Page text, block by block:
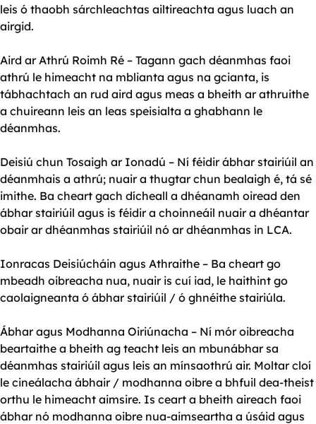
leis ó thaobh sárchleachtas ailtireachta agus luach an
airgid.
Aird ar Athrú Roimh Ré – Tagann gach déanmhas faoi
athrú le himeacht na mblianta agus na gcianta, is
tábhachtach an rud aird agus meas a bheith ar athruithe
a chuireann leis an leas speisialta a ghabhann le
déanmhas.
Deisiú chun Tosaigh ar Ionadú – Ní féidir ábhar stairiúil an
déanmhais a athrú; nuair a thugtar chun bealaigh é, tá sé
imithe. Ba cheart gach dícheall a dhéanamh oiread den
ábhar stairiúil agus is féidir a choinneáil nuair a dhéantar
obair ar dhéanmhas stairiúil nó ar dhéanmhas in LCA.
Ionracas Deisiúcháin agus Athraithe – Ba cheart go
mbeadh oibreacha nua, nuair is cuí iad, le haithint go
caolaigneanta ó ábhar stairiúil / ó ghnéithe stairiúla.
Ábhar agus Modhanna Oiriúnacha – Ní mór oibreacha
beartaithe a bheith ag teacht leis an mbunábhar sa
déanmhas stairiúil agus leis an mínsaothrú air. Moltar cloí
le cineálacha ábhair / modhanna oibre a bhfuil dea-theist
orthu le himeacht aimsire. Is ceart a bheith aireach faoi
ábhar nó modhanna oibre nua-aimseartha a úsáid agus